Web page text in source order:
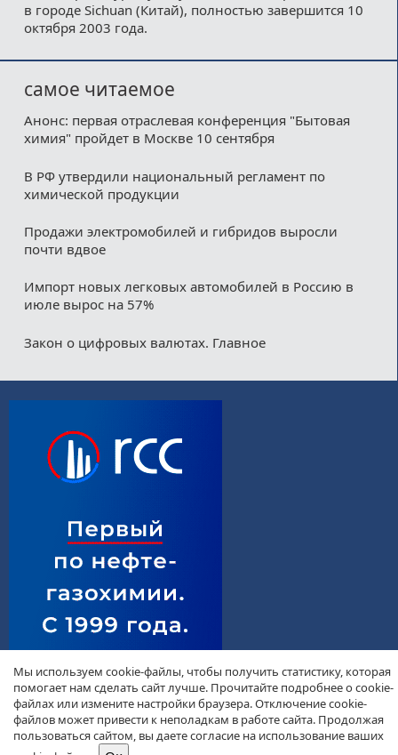
в городе Sichuan (Китай), полностью завершится 10
октября 2003 года.
самое читаемое
Анонс: первая отраслевая конференция "Бытовая
химия" пройдет в Москве 10 сентября
В РФ утвердили национальный регламент по
химической продукции
Продажи электромобилей и гибридов выросли
почти вдвое
Импорт новых легковых автомобилей в Россию в
июле вырос на 57%
Закон о цифровых валютах. Главное
Мы используем cookie-файлы, чтобы получить статистику, которая
помогает нам сделать сайт лучше. Прочитайте подробнее о cookie-
файлах или измените настройки браузера. Отключение cookie-
файлов может привести к неполадкам в работе сайта. Продолжая
пользоваться сайтом, вы даете согласие на использование ваших